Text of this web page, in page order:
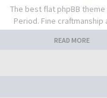
The best flat phpBB theme
Period. Fine craftmanship
READ MORE